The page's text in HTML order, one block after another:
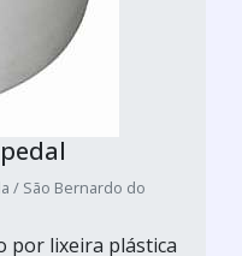
/ São Bernardo do
por lixeira plástica